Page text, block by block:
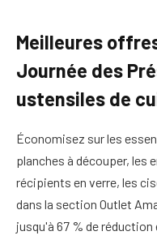
Meilleures
Journée des
ustensiles de
Économisez sur les
planches à découper, les
récipients en verre, les
dans la section Outlet
jusqu'à 67 % de